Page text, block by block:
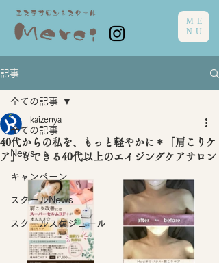
ME
NU
記事
全ての記事
News
キャンペーン
スクールNews
スクールスケジュール
全ての記事
40代からの私を、もっと軽やかに＊「肩こりケ
ア」もできる40代以上のエイジングケアサロン
kaizenya